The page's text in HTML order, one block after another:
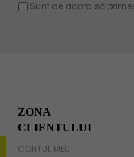
ZONA
CLIENTULUI
CONTUL MEU